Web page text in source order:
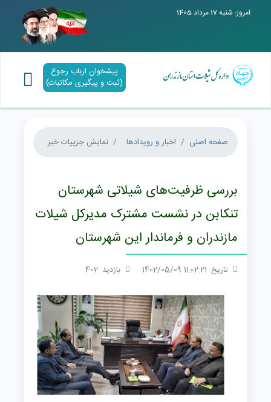
امروز: شنبه 17 مرداد 1405
پیشخوان ارباب رجوع
(ثبت و پیگیری مکاتبات)
صفحه اصلی اخبار و رویدادها نمایش جزییات خبر
بررسی ظرفیت‌های شیلاتی شهرستان
تنکابن در نشست مشترک مدیرکل شیلات
مازندران و فرماندار این شهرستان
تاریخ: 11:02:21 1402/05/09 بازدید: 402